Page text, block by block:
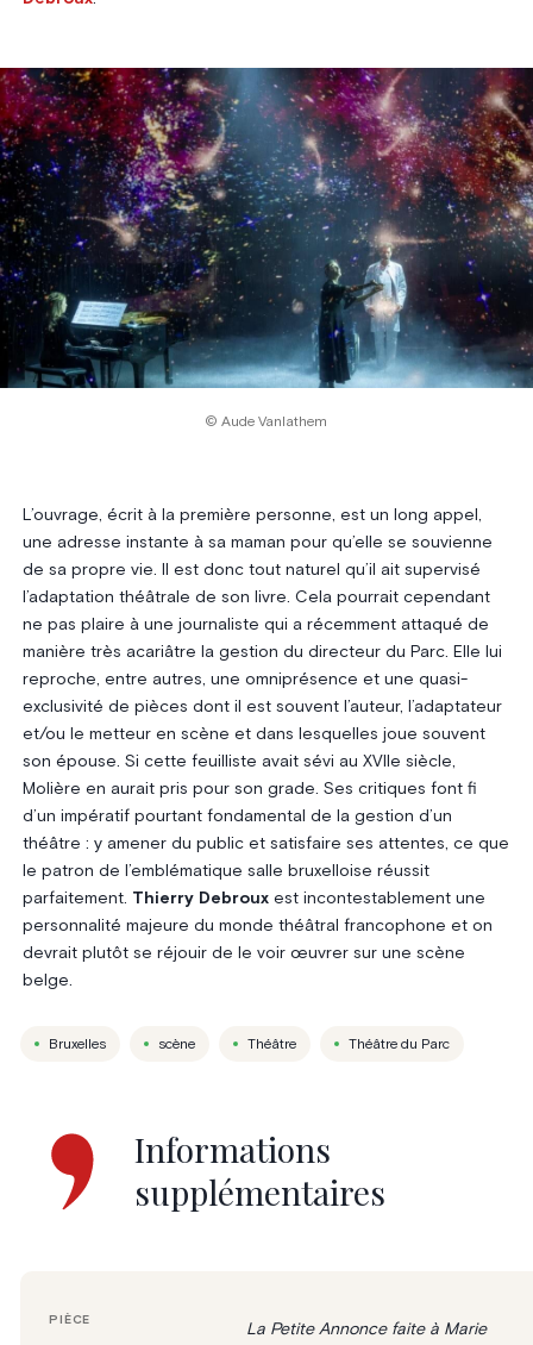
© Aude Vanlathem
L’ouvrage, écrit à la première personne, est un long appel,
une adresse instante à sa maman pour qu’elle se souvienne
de sa propre vie. Il est donc tout naturel qu’il ait supervisé
l’adaptation théâtrale de son livre. Cela pourrait cependant
ne pas plaire à une journaliste qui a récemment attaqué de
manière très acariâtre la gestion du directeur du Parc. Elle lui
reproche, entre autres, une omniprésence et une quasi-
exclusivité de pièces dont il est souvent l’auteur, l’adaptateur
et/ou le metteur en scène et dans lesquelles joue souvent
son épouse. Si cette feuilliste avait sévi au XVIIe siècle,
Molière en aurait pris pour son grade. Ses critiques font fi
d’un impératif pourtant fondamental de la gestion d’un
théâtre : y amener du public et satisfaire ses attentes, ce que
le patron de l’emblématique salle bruxelloise réussit
parfaitement. Thierry Debrouxest incontestablement une
personnalité majeure du monde théâtral francophone et on
devrait plutôt se réjouir de le voir œuvrer sur une scène
belge.
Bruxelles scène Théâtre Théâtre du Parc
Informations
supplémentaires
PIÈCE
La Petite Annonce faite à Marie